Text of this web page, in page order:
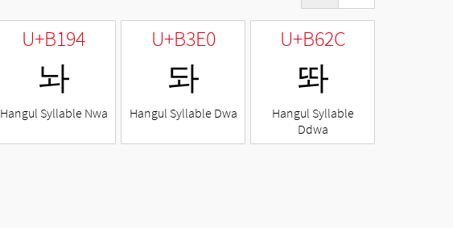
U+B194
놔
Hangul Syllable Nwa
U+B3E0
돠
Hangul Syllable Dwa
U+B62C
똬
Hangul Syllable
Ddwa